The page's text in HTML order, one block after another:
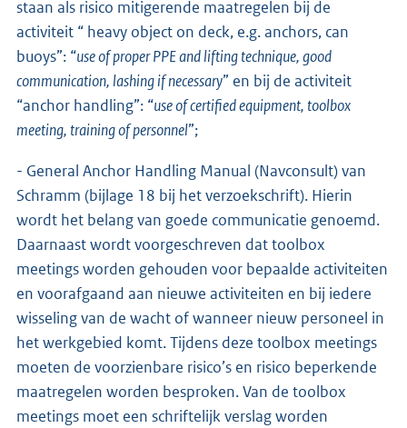
staan als risico mitigerende maatregelen bij de
activiteit “ heavy object on deck, e.g. anchors, can
buoys”: “use of proper PPE and lifting technique, good
communication, lashing if necessary” en bij de activiteit
“anchor handling”: “use of certified equipment, toolbox
meeting, training of personnel”;
- General Anchor Handling Manual (Navconsult) van
Schramm (bijlage 18 bij het verzoekschrift). Hierin
wordt het belang van goede communicatie genoemd.
Daarnaast wordt voorgeschreven dat toolbox
meetings worden gehouden voor bepaalde activiteiten
en voorafgaand aan nieuwe activiteiten en bij iedere
wisseling van de wacht of wanneer nieuw personeel in
het werkgebied komt. Tijdens deze toolbox meetings
moeten de voorzienbare risico’s en risico beperkende
maatregelen worden besproken. Van de toolbox
meetings moet een schriftelijk verslag worden